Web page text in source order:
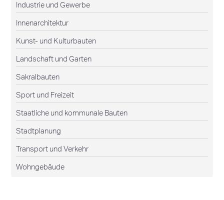
Industrie und Gewerbe
Innenarchitektur
Kunst- und Kulturbauten
Landschaft und Garten
Sakralbauten
Sport und Freizeit
Staatliche und kommunale Bauten
Stadtplanung
Transport und Verkehr
Wohngebäude